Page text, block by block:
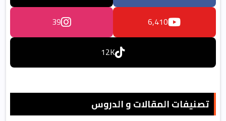
6,410
39
12K
تصنيفات المقالات و الدروس